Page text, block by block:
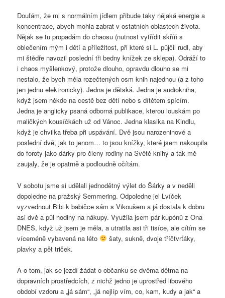
Doufám, že mi s normálním jídlem přibude taky nějaká energie a
koncentrace, abych mohla zabrat v ostatních oblastech života.
Nějak se tu propadám do chaosu (nutnost vytřídit skříň s
oblečením mým i dětí a příležitost, při které si L. půjčil rudl, aby
mi štědře navozil poslední tři bedny knížek ze sklepa). Odráží to
i chaos myšlenkový, protože dlouho, opravdu dlouho se mi
nestalo, že bych měla rozečtených osm knih najednou (a z toho
jen jednu elektronicky). Jedna je dětská. Jedna je audiokniha,
když jsem někde na cestě bez dětí nebo s dítětem spícím.
Jedna je anglicky psaná odborná publikace, kterou louskám po
maličkých kousíčkách už od Vánoc. Jedna klasika na Kindlu,
když je chvilka třeba při uspávání. Dvě jsou narozeninové a
poslední dvě, jak to jenom… to jsou knížky, které jsem nakoupila
do foroty jako dárky pro členy rodiny na Světě knihy a tak mě
zaujaly, že je opatrně a podloudně očítám.
V sobotu jsme si udělali jednodětný výlet do Šárky a v neděli
dopoledne na pražský Semmering. Odpoledne jel Lvíček
vyzvednout Bibi k babičce sám s Vikoušem a já dostala k dobru
asi dvě a půl hodiny na nákupy. Využila jsem pár kupónů z Ona
DNES, když už jsem je měla, a utratila asi tři tisíce, ale cítím se
víceméně vybavená na léto
šaty, sukně, dvoje tříčtvrťáky,
plavky a pět triček.
A o tom, jak se jezdí žádat o občanku se dvěma dětma na
dopravních prostředcích, z nichž jedno je uprostřed libového
období vzdoru a „já sám“, „já nejlíp vím, co, kam, kudy a jak“ a